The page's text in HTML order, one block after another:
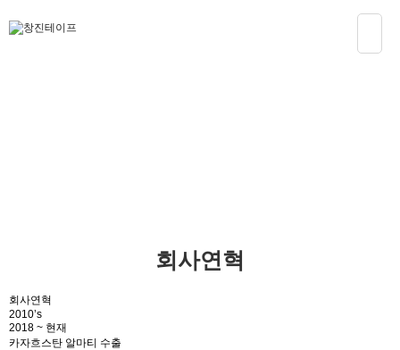
회사연혁
회사연혁
2010’s
2018 ~ 현재
카자흐스탄 알마티 수출